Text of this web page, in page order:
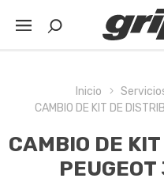
Inicio
CAMBIO DE KIT DE
CAMBIO DE